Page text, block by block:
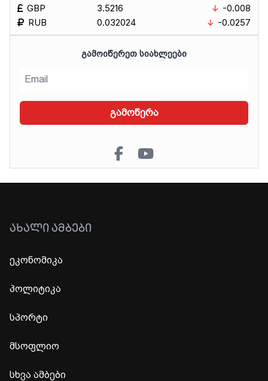
GBP
RUB
3.5216
0.032024
-0.008
-0.0257
ᲒᲐᲛᲝᲘᲬᲔᲠᲔᲗ ᲡᲘᲐᲮᲚᲔᲔᲑᲘ
გამოწერა
ᲐᲮᲐᲚᲘ ᲐᲛᲑᲔᲑᲘ
ეკონომიკა
პოლიტიკა
სპორტი
მსოფლიო
სხვა ამბები